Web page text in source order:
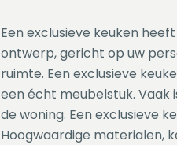
Een exclusieve keuken
ontwerp, gericht op uw
ruimte. Een exclusieve
een écht meubelstuk. Vaak
de woning. Een exclusieve
Hoogwaardige materialen,